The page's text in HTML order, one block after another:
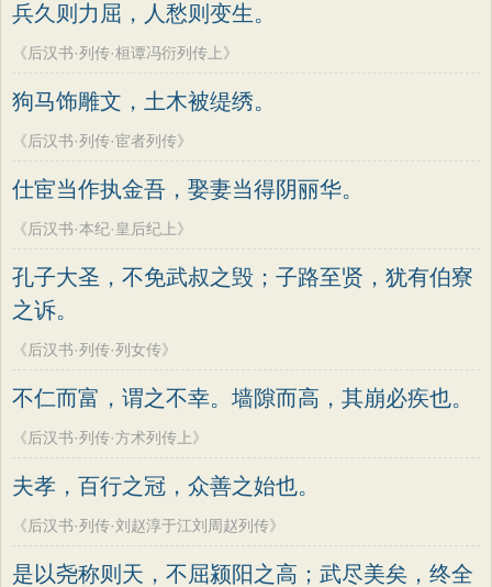
兵久则力屈，人愁则变生。
《后汉书·列传·桓谭冯衍列传上》
狗马饰雕文，土木被缇绣。
《后汉书·列传·宦者列传》
仕宦当作执金吾，娶妻当得阴丽华。
《后汉书·本纪·皇后纪上》
孔子大圣，不免武叔之毁；子路至贤，犹有伯寮
之诉。
《后汉书·列传·列女传》
不仁而富，谓之不幸。墙隙而高，其崩必疾也。
《后汉书·列传·方术列传上》
夫孝，百行之冠，众善之始也。
《后汉书·列传·刘赵淳于江刘周赵列传》
是以尧称则天，不屈颍阳之高；武尽美矣，终全